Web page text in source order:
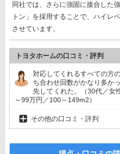
同社では、さらに強固に接合した
トン」を採用することで、ハイレ
させています。
トヨタホームの口コミ・評判
対応してくれるすべての方
ち合わせ回数がかなり多か
先してくれた。（30代／女
～99万円／100～149m2）
その他の口コミ・評判